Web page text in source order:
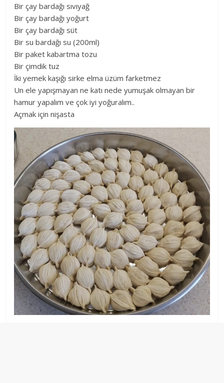
Bir çay bardağı sıvıyağ
Bir çay bardağı yoğurt
Bir çay bardağı süt
Bir su bardağı su (200ml)
Bir paket kabartma tozu
Bir çimdik tuz
İki yemek kaşığı sirke elma üzüm farketmez
Un ele yapışmayan ne katı nede yumuşak olmayan bir
hamur yapalım ve çok iyi yoğuralım..
Açmak için nişasta